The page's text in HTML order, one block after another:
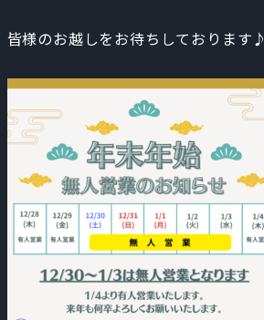
皆様のお越しをお待ちしております♪